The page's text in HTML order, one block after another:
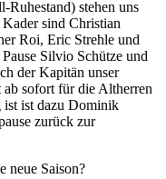
Ruhestand) stehen uns
sind Christian
Roi, Eric Strehle und
Silvio Schütze und
der Kapitän unser
sofort für die Altherren
ist ist dazu Dominik
zurück zur
neue Saison?